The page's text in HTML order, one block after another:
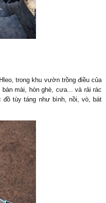
trong khu vườn trồng điều của
mài, hòn ghè, cưa... và rải rác
tùy táng như bình, nồi, vò, bát